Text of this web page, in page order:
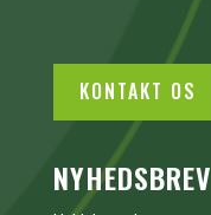
KONTAKT OS
NYHEDSBREV